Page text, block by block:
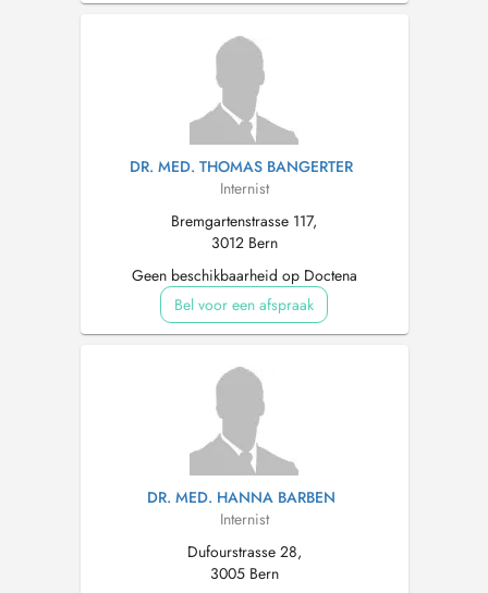
DR. MED. THOMAS BANGERTER
Internist
Bremgartenstrasse 117,
3012 Bern
Geen beschikbaarheid op Doctena
Bel voor een afspraak
DR. MED. HANNA BARBEN
Internist
Dufourstrasse 28,
3005 Bern